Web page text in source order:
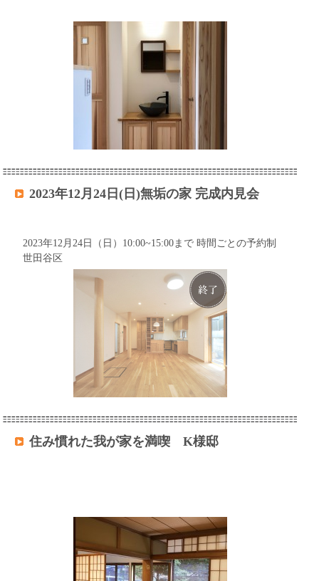
2023年12月24日(日)無垢の家 完成内見会
2023年12月24日（日）10:00~15:00まで 時間ごとの予約制
世田谷区
住み慣れた我が家を満喫 K様邸